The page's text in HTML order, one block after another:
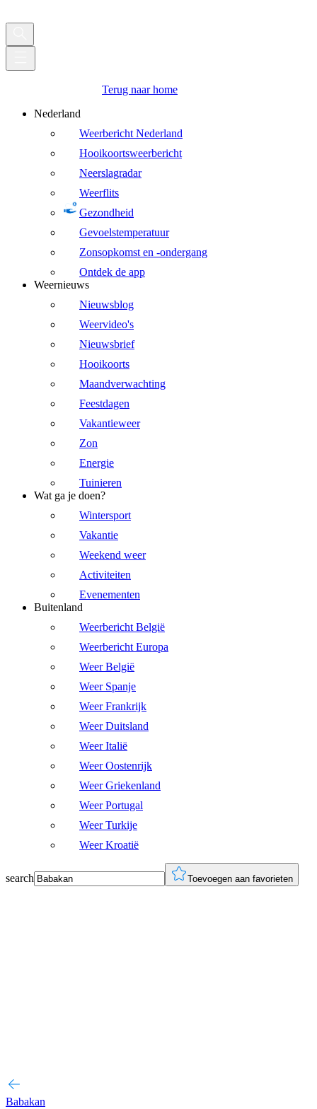
Terug naar home
Nederland
Weerbericht Nederland
Hooikoortsweerbericht
Neerslagradar
Weerflits
Gezondheid
Gevoelstemperatuur
Zonsopkomst en -ondergang
Ontdek de app
Weernieuws
Nieuwsblog
Weervideo's
Nieuwsbrief
Hooikoorts
Maandverwachting
Feestdagen
Vakantieweer
Zon
Energie
Tuinieren
Wat ga je doen?
Wintersport
Vakantie
Weekend weer
Activiteiten
Evenementen
Buitenland
Weerbericht België
Weerbericht Europa
Weer België
Weer Spanje
Weer Frankrijk
Weer Duitsland
Weer Italië
Weer Oostenrijk
Weer Griekenland
Weer Portugal
Weer Turkije
Weer Kroatië
search Toevoegen aan favorieten
Babakan